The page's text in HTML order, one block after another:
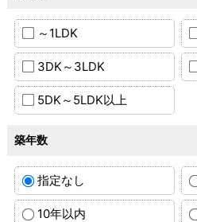
～1LDK
3DK～3LDK
5DK～5LDK以上
築年数
指定なし
10年以内